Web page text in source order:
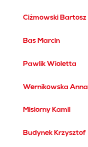
10.09.2025
Ciżmowski Bartosz
07.08.2025
Bas Marcin
16.05.2025
Pawlik Wioletta
09.04.2025
Wernikowska Anna
02.04.2025
Misiorny Kamil
31.01.2025
Budynek Krzysztof